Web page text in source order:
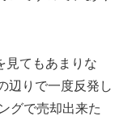
見てもあまりな
辺りで一度反発し
グで売却出来た